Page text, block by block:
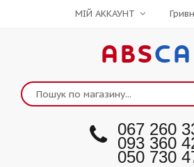
МІЙ АККАУНТ
ABS
067 260
093 360
050 730